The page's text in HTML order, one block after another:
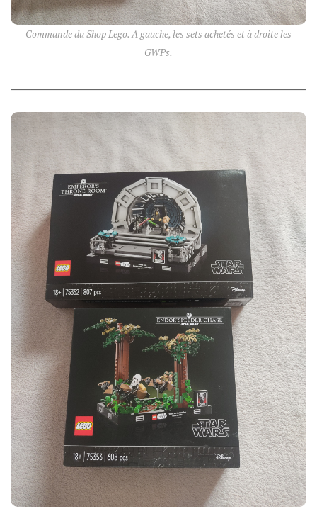
Commande du Shop Lego. A gauche, les sets achetés et à droite les
GWPs.